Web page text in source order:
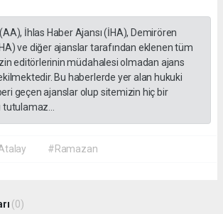
İhlas Haber Ajansı (İHA), Demirören
ve diğer ajanslar tarafından eklenen tüm
editörlerinin müdahalesi olmadan ajans
Bu haberlerde yer alan hukuki
geçen ajanslar olup sitemizin hiç bir
#Ramazan
(0)